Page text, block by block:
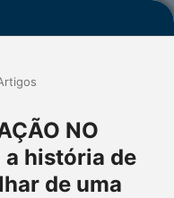
NO
a história de
de uma